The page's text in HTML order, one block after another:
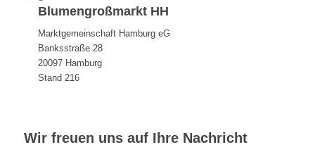
Blumengroßmarkt HH
Marktgemeinschaft Hamburg eG
Banksstraße 28
20097 Hamburg
Stand 216
Wir freuen uns auf Ihre Nachricht